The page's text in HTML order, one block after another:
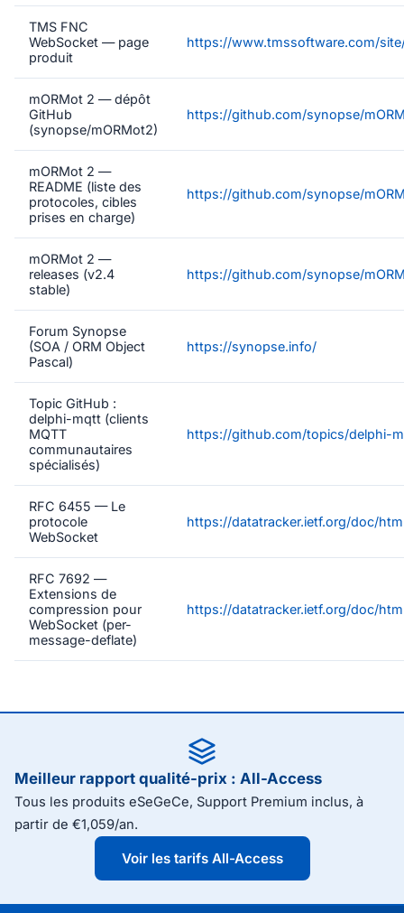
TMS FNC
WebSocket — page
produit
https://www.tmssoftware.com/
mORMot 2 — dépôt
GitHub
(synopse/mORMot2)
https://github.com/synopse/
mORMot 2 —
README (liste des
protocoles, cibles
prises en charge)
https://github.com/synopse/
mORMot 2 —
releases (v2.4
stable)
https://github.com/synopse/
Forum Synopse
(SOA / ORM Object
Pascal)
https://synopse.info/
Topic GitHub :
delphi-mqtt (clients
MQTT
communautaires
spécialisés)
https://github.com/topics/delphi-
RFC 6455 — Le
protocole
WebSocket
https://datatracker.ietf.org/doc/
RFC 7692 —
Extensions de
compression pour
WebSocket (per-
message-deflate)
https://datatracker.ietf.org/doc/
Meilleur rapport qualité-prix : All-Access
Tous les produits eSeGeCe, Support Premium inclus, à
partir de €1,059/an.
Voir les tarifs All-Access